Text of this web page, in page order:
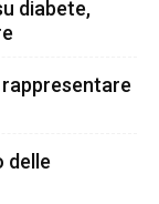
diabete,
delle